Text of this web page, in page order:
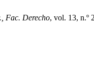
Fac. Derecho, vol. 13, n.º